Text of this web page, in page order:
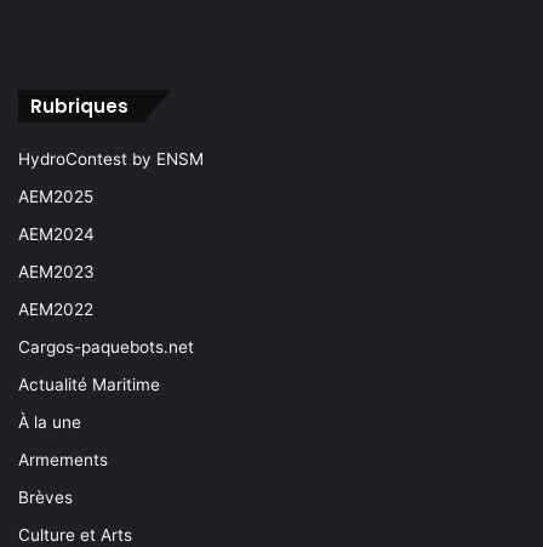
Rubriques
HydroContest by ENSM
AEM2025
AEM2024
AEM2023
AEM2022
Cargos-paquebots.net
Actualité Maritime
À la une
Armements
Brèves
Culture et Arts